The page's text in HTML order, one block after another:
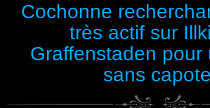
Cochonne
très actif sur
Graffenstaden pour
sans capote